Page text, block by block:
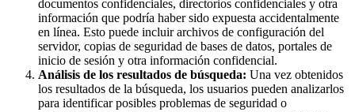
documentos confidenciales, directorios confidenciales y otra
información que podría haber sido expuesta accidentalmente
en línea. Esto puede incluir archivos de configuración del
servidor, copias de seguridad de bases de datos, portales de
inicio de sesión y otra información confidencial.
Análisis de los resultados de búsqueda: Una vez obtenidos
los resultados de la búsqueda, los usuarios pueden analizarlos
para identificar posibles problemas de seguridad o